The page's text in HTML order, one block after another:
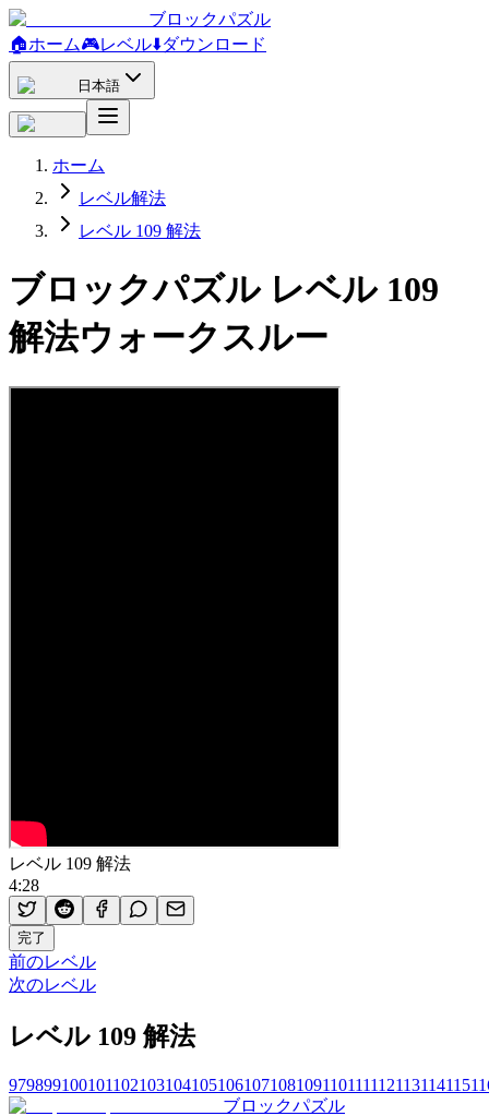
ブロックパズル
🏠ホーム🎮レベル⬇️ダウンロード
日本語
ホーム
レベル解法
レベル 109 解法
ブロックパズル レベル 109
解法ウォークスルー
レベル 109 解法
4:28
完了
前のレベル
次のレベル
レベル 109 解法
979899100101102103104105106107108109110111112113114115
ブロックパズル